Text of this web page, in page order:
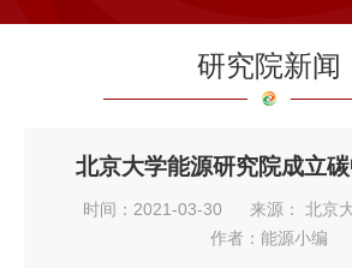
研究院新闻
北京大学能源研究院成立
时间：2021-03-30
来源： 北京
作者：能源小编